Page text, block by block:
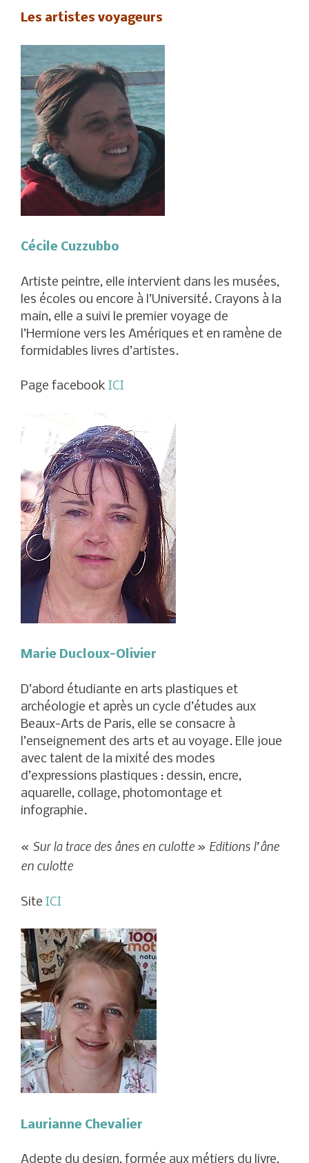
Les artistes voyageurs
Cécile Cuzzubbo
Artiste peintre, elle intervient dans les musées,
les écoles ou encore à l’Université. Crayons à la
main, elle a suivi le premier voyage de
l’Hermione vers les Amériques et en ramène de
formidables livres d’artistes.
Page facebook ICI
Marie Ducloux-Olivier
D’abord étudiante en arts plastiques et
archéologie et après un cycle d’études aux
Beaux-Arts de Paris, elle se consacre à
l’enseignement des arts et au voyage. Elle joue
avec talent de la mixité des modes
d’expressions plastiques : dessin, encre,
aquarelle, collage, photomontage et
infographie.
« Sur la trace des ânes en culotte » Editions l’âne
en culotte
Site ICI
Laurianne Chevalier
Adepte du design, formée aux métiers du livre,